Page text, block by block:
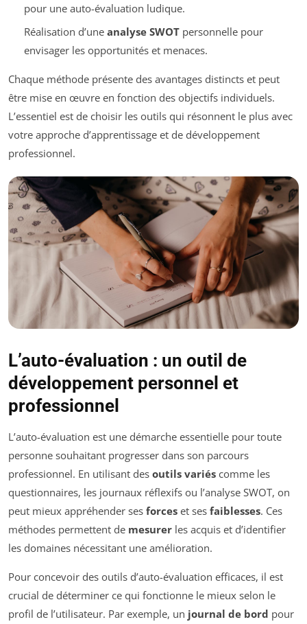
pour une auto-évaluation ludique.
Réalisation d’une analyse SWOTpersonnelle pour
envisager les opportunités et menaces.
Chaque méthode présente des avantages distincts et peut
être mise en œuvre en fonction des objectifs individuels.
L’essentiel est de choisir les outils qui résonnent le plus avec
votre approche d’apprentissage et de développement
professionnel.
L’auto-évaluation : un outil de
développement personnel et
professionnel
L’auto-évaluation est une démarche essentielle pour toute
personne souhaitant progresser dans son parcours
professionnel. En utilisant des outils variés comme les
questionnaires, les journaux réflexifs ou l’analyse SWOT, on
peut mieux appréhender ses forces et ses faiblesses. Ces
méthodes permettent de mesurer les acquis et d’identifier
les domaines nécessitant une amélioration.
Pour concevoir des outils d’auto-évaluation efficaces, il est
crucial de déterminer ce qui fonctionne le mieux selon le
profil de l’utilisateur. Par exemple, un journal de bord pour